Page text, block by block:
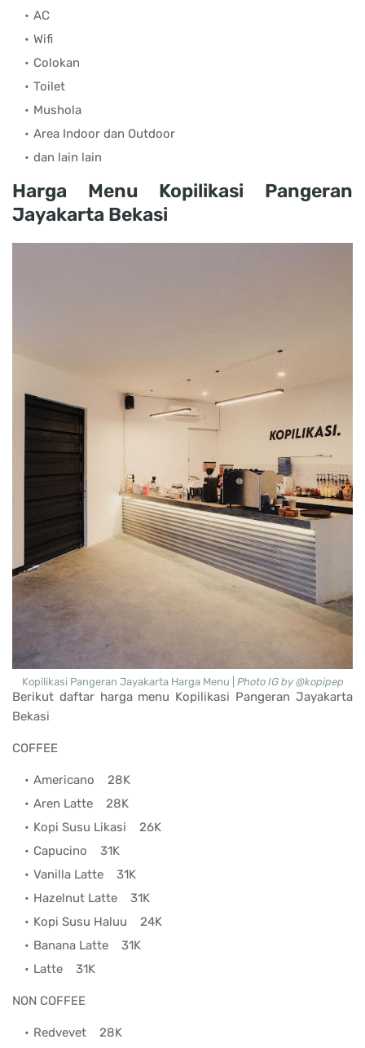
AC
Wifi
Colokan
Toilet
Mushola
Area Indoor dan Outdoor
dan lain lain
Harga Menu Kopilikasi Pangeran
Jayakarta Bekasi
Kopilikasi Pangeran Jayakarta Harga Menu | Photo IG by @kopipep
Berikut daftar harga menu Kopilikasi Pangeran Jayakarta
Bekasi
COFFEE
Americano 28K
Aren Latte 28K
Kopi Susu Likasi 26K
Capucino 31K
Vanilla Latte 31K
Hazelnut Latte 31K
Kopi Susu Haluu 24K
Banana Latte 31K
Latte 31K
NON COFFEE
Redvevet 28K